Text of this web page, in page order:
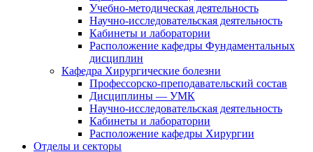
Учебно-методическая деятельность
Научно-исследовательская деятельность
Кабинеты и лаборатории
Расположение кафедры Фундаментальных
дисциплин
Кафедра Хирургические болезни
Профессорско-преподавательский состав
Дисциплины — УМК
Научно-исследовательская деятельность
Кабинеты и лаборатории
Расположение кафедры Хирургии
Отделы и секторы